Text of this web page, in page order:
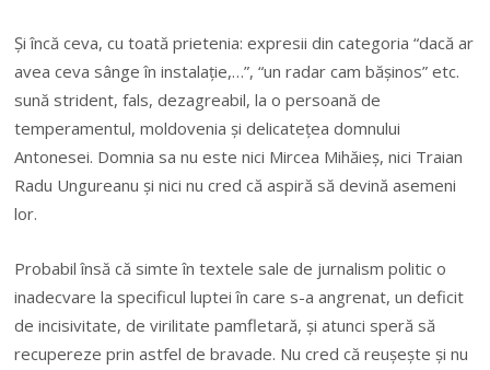
Și încă ceva, cu toată prietenia: expresii din categoria “dacă ar
avea ceva sânge în instalație,…”, “un radar cam bășinos” etc.
sună strident, fals, dezagreabil, la o persoană de
temperamentul, moldovenia și delicatețea domnului
Antonesei. Domnia sa nu este nici Mircea Mihăieș, nici Traian
Radu Ungureanu și nici nu cred că aspiră să devină asemeni
lor.
Probabil însă că simte în textele sale de jurnalism politic o
inadecvare la specificul luptei în care s-a angrenat, un deficit
de incisivitate, de virilitate pamfletară, și atunci speră să
recupereze prin astfel de bravade. Nu cred că reușește și nu